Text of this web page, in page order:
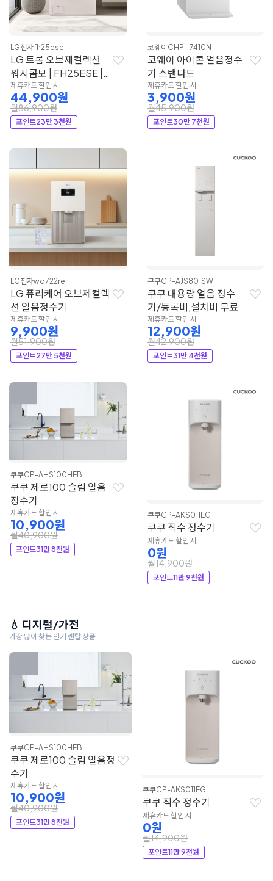
LG전자fh25ese
LG 트롬 오브제컬렉션
워시콤보 | FH25ESE |
LG전자
제휴카드 할인 시
44,900원
월86,900원
포인트23만 3천원
코웨이 CHPI-7410N
코웨이 아이콘 얼음정수
기 스탠다드
제휴카드 할인 시
3,900원
월45,900원
포인트30만 7천원
LG전자wd722re
LG 퓨리케어 오브제컬렉
션 얼음정수기
제휴카드 할인 시
9,900원
월51,900원
포인트27만 5천원
쿠쿠CP-AJS801SW
쿠쿠 대용량 얼음 정수
기/등록비,설치비 무료
제휴카드 할인 시
12,900원
월42,900원
포인트31만 4천원
쿠쿠CP-AHS100HEB
쿠쿠 제로100 슬림 얼음
정수기
제휴카드 할인 시
10,900원
월40,900원
포인트31만 8천원
쿠쿠CP-AKS011EG
쿠쿠 직수 정수기
제휴카드 할인 시
0원
월14,900원
포인트11만 9천원
💧 디지털/가전
가장 많이 찾는 인기 렌탈 상품
쿠쿠CP-AHS100HEB
쿠쿠 제로100 슬림 얼음정
수기
제휴카드 할인 시
10,900원
월40,900원
포인트31만 8천원
쿠쿠CP-AKS011EG
쿠쿠 직수 정수기
제휴카드 할인 시
0원
월14,900원
포인트11만 9천원